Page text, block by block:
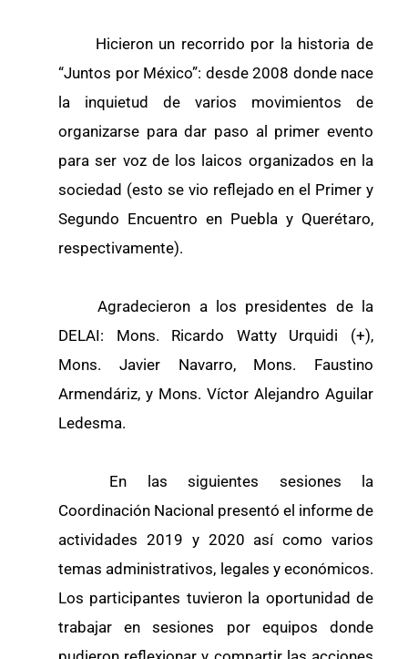
Hicieron un recorrido por la historia de
“Juntos por México”: desde 2008 donde nace
la inquietud de varios movimientos de
organizarse para dar paso al primer evento
para ser voz de los laicos organizados en la
sociedad (esto se vio reflejado en el Primer y
Segundo Encuentro en Puebla y Querétaro,
respectivamente).
Agradecieron a los presidentes de la
DELAI: Mons. Ricardo Watty Urquidi (+),
Mons. Javier Navarro, Mons. Faustino
Armendáriz, y Mons. Víctor Alejandro Aguilar
Ledesma.
En las siguientes sesiones la
Coordinación Nacional presentó el informe de
actividades 2019 y 2020 así como varios
temas administrativos, legales y económicos.
Los participantes tuvieron la oportunidad de
trabajar en sesiones por equipos donde